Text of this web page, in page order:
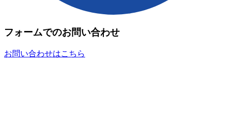
フォームでのお問い合わせ
お問い合わせはこちら